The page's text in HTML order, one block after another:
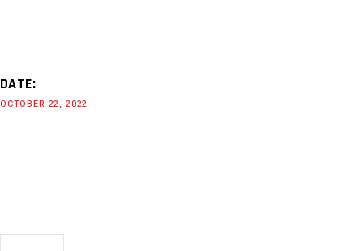
DATE:
OCTOBER 22, 2022